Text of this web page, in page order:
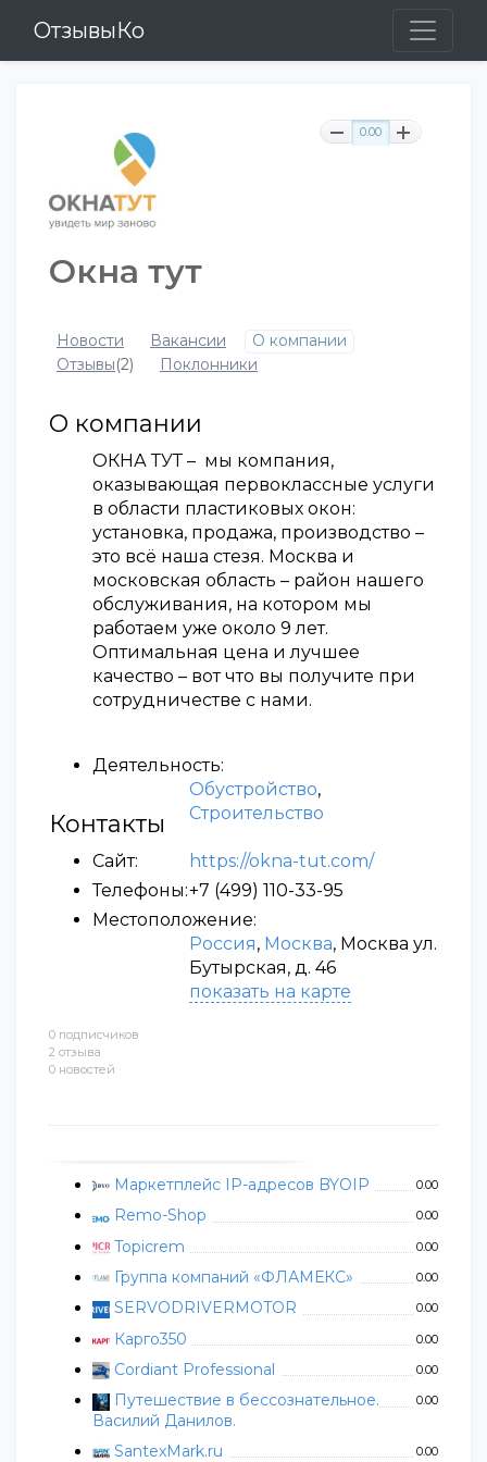
ОтзывыКо
0 подписчиков
2 отзыва
0 новостей
Маркетплейс IP-адресов BYOIP 0.00
Remo-Shop 0.00
Topicrem 0.00
Группа компаний «ФЛАМЕКС» 0.00
SERVODRIVERMOTOR 0.00
Карго350 0.00
Cordiant Professional 0.00
Путешествие в бессознательное.
Василий Данилов.
0.00
SantexMark.ru 0.00
0.00
Окна тут
Новости Вакансии
О компании
Отзывы(2) Поклонники
О компании
ОКНА ТУТ – мы компания,
оказывающая первоклассные услуги
в области пластиковых окон:
установка, продажа, производство –
это всё наша стезя. Москва и
московская область – район нашего
обслуживания, на котором мы
работаем уже около 9 лет.
Оптимальная цена и лучшее
качество – вот что вы получите при
сотрудничестве с нами.
Деятельность:
Обустройство,
Строительство
Контакты
Сайт:
https://okna-tut.com/
Телефоны:+7 (499) 110-33-95
Местоположение:
Россия, Москва, Москва ул.
Бутырская, д. 46
показать на карте